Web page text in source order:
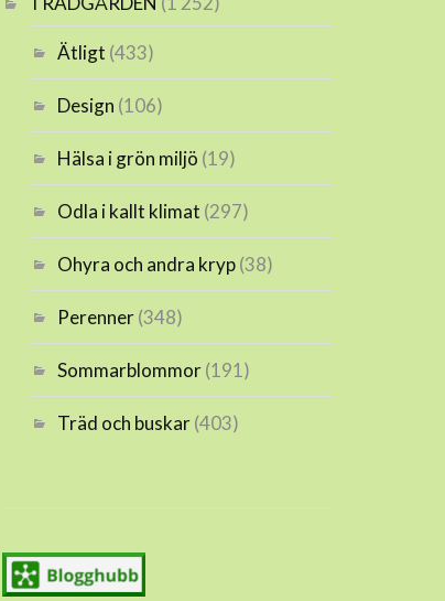
Ätligt (433)
Design (106)
Hälsa i grön miljö (19)
Odla i kallt klimat (297)
Ohyra och andra kryp(38)
Perenner(348)
Sommarblommor(191)
Träd och buskar(403)